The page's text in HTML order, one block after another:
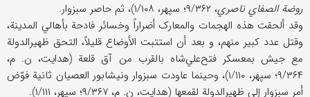
روضة الصفاي ناصري، ۹/۳۶۲؛ سپهر، ۱/۱۰۸)، ثم حاصر سبزوار.
وقد ألحقت هذه الهجمات والمعارک أضراراً وخسائر فادحة بأهالي المدینة،
وقتل عدد کبیر منهم، و بعد أن استتبت الأوضاع قلیلاً، التحق ظهیرالدولة
مع جیش بمعسکر فتح‌علي‌شاه بالقرب من آق قلعة (هدایت، ن. م،
۹/۳۶۴؛ سپهر، ۱/۱۱۰)، وحینما عاودت سبزوار ونیشابور العصیان ثانیة فوّض
أمر سبزوار إلی ظهیر‌الدولة لقمعها (هدایت، ن. م، ۹/۳۶۷؛ سپهر، ۱/۱۱۱).